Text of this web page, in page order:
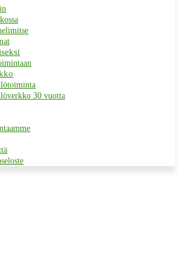
30 vuotta